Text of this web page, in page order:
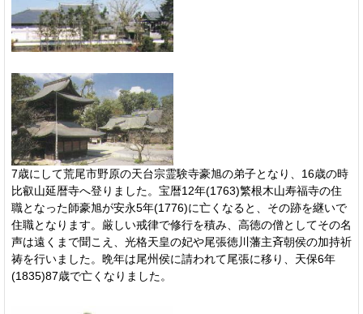
7歳にして荒尾市野原の天台宗霊験寺豪旭の弟子となり、16歳の時
比叡山延暦寺へ登りました。宝暦12年(1763)繁根木山寿福寺の住
職となった師豪旭が安永5年(1776)に亡くなると、その跡を継いで
住職となります。厳しい戒律で修行を積み、高徳の僧としてその名
声は遠くまで聞こえ、光格天皇の妃や尾張徳川藩主斉朝侯の加持祈
祷を行いました。晩年は尾州侯に請われて尾張に移り、天保6年
(1835)87歳で亡くなりました。